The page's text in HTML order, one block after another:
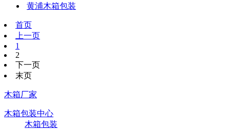
黄浦木箱包装
首页
上一页
1
2
下一页
末页
木箱厂家
木箱包装中心
木箱包装